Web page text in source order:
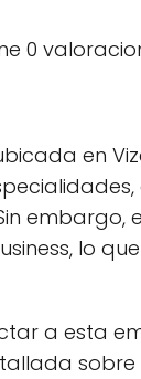
0
en
lo
a esta
sobre